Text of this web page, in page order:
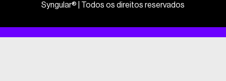
Syngular® | Todos os direitos reservados